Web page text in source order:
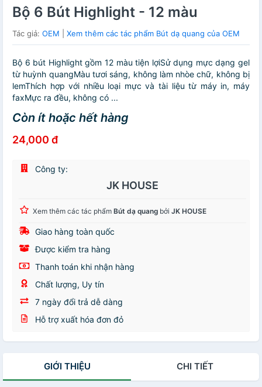
Bộ 6 Bút Highlight - 12 màu
Tác giả: OEM Xem thêm các tác phẩm Bút dạ quang của OEM
Bộ 6 bút Highlight gồm 12 màu tiện lợiSử dụng mực dạng gel
từ huỳnh quangMàu tươi sáng, không làm nhòe chữ, không bị
lemThích hợp với nhiều loại mực và tài liệu từ máy in, máy
faxMực ra đều, không có ...
Còn ít hoặc hết hàng
24,000 đ
Công ty:
JK HOUSE
Xem thêm các tác phẩm Bút dạ quang bởi JK HOUSE
Giao hàng toàn quốc
Được kiểm tra hàng
Thanh toán khi nhận hàng
Chất lượng, Uy tín
7 ngày đổi trả dễ dàng
Hỗ trợ xuất hóa đơn đỏ
GIỚI THIỆU CHI TIẾT